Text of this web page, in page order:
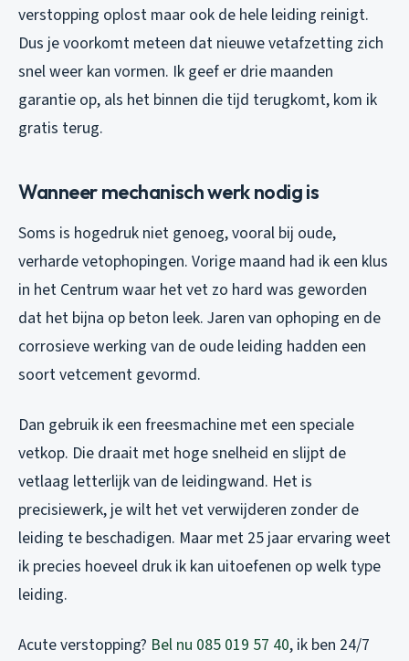
verstopping oplost maar ook de hele leiding reinigt.
Dus je voorkomt meteen dat nieuwe vetafzetting zich
snel weer kan vormen. Ik geef er drie maanden
garantie op, als het binnen die tijd terugkomt, kom ik
gratis terug.
Wanneer mechanisch werk nodig is
Soms is hogedruk niet genoeg, vooral bij oude,
verharde vetophopingen. Vorige maand had ik een klus
in het Centrum waar het vet zo hard was geworden
dat het bijna op beton leek. Jaren van ophoping en de
corrosieve werking van de oude leiding hadden een
soort vetcement gevormd.
Dan gebruik ik een freesmachine met een speciale
vetkop. Die draait met hoge snelheid en slijpt de
vetlaag letterlijk van de leidingwand. Het is
precisiewerk, je wilt het vet verwijderen zonder de
leiding te beschadigen. Maar met 25 jaar ervaring weet
ik precies hoeveel druk ik kan uitoefenen op welk type
leiding.
Acute verstopping? Bel nu 085 019 57 40, ik ben 24/7